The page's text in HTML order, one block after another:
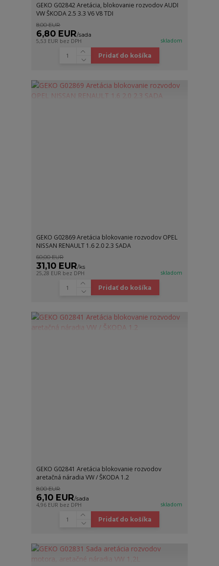
GEKO G02842 Aretácia, blokovanie rozvodov AUDI
VW ŠKODA 2.5 3.3 V6 V8 TDI
8,00 EUR
6,80 EUR/sada
5,53 EUR bez DPH skladom
Pridať do košíka
GEKO G02869 Aretácia blokovanie rozvodov OPEL
NISSAN RENAULT 1.6 2.0 2.3 SADA
60,00 EUR
31,10 EUR/ks
25,28 EUR bez DPH skladom
Pridať do košíka
GEKO G02841 Aretácia blokovanie rozvodov
aretačná náradia VW / ŠKODA 1.2
8,00 EUR
6,10 EUR/sada
4,96 EUR bez DPH skladom
Pridať do košíka